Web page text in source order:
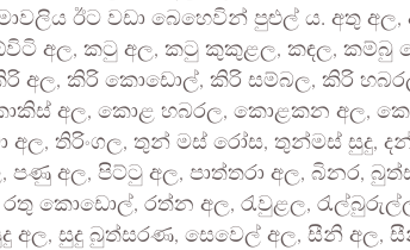
ඊට වඩා බෙහෙවින් පුළුල් ය. අතු
අල, කටු අල, කටු කුකුළල, කඳල,
අල, කිරි කොඩොල්, කිරි සම්බල, කිරි
අල, කොළ හබරල, කොළකන අල,
තිරිංගල, තුන් මස්‌ රෝස, තුන්මස්‌ සුදු,
පණු අල, පිට්‌ටු අල, පාත්තරා අල, බිනර,
කොඩොල්, රත්න අල, රැවුළල,
අල, සුදු බුත්සරණ, සෙවෙල් අල, සීනි අල,